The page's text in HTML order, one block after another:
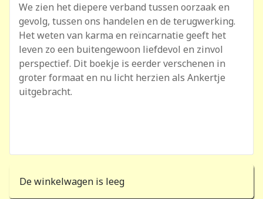
We zien het diepere verband tussen oorzaak en
gevolg, tussen ons handelen en de terugwerking.
Het weten van karma en reïncarnatie geeft het
leven zo een buitengewoon liefdevol en zinvol
perspectief. Dit boekje is eerder verschenen in
groter formaat en nu licht herzien als Ankertje
uitgebracht.
De winkelwagen is leeg